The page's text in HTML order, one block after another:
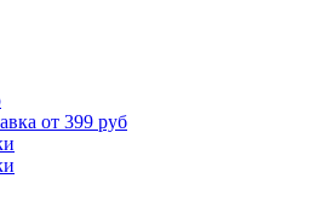
от 399 руб